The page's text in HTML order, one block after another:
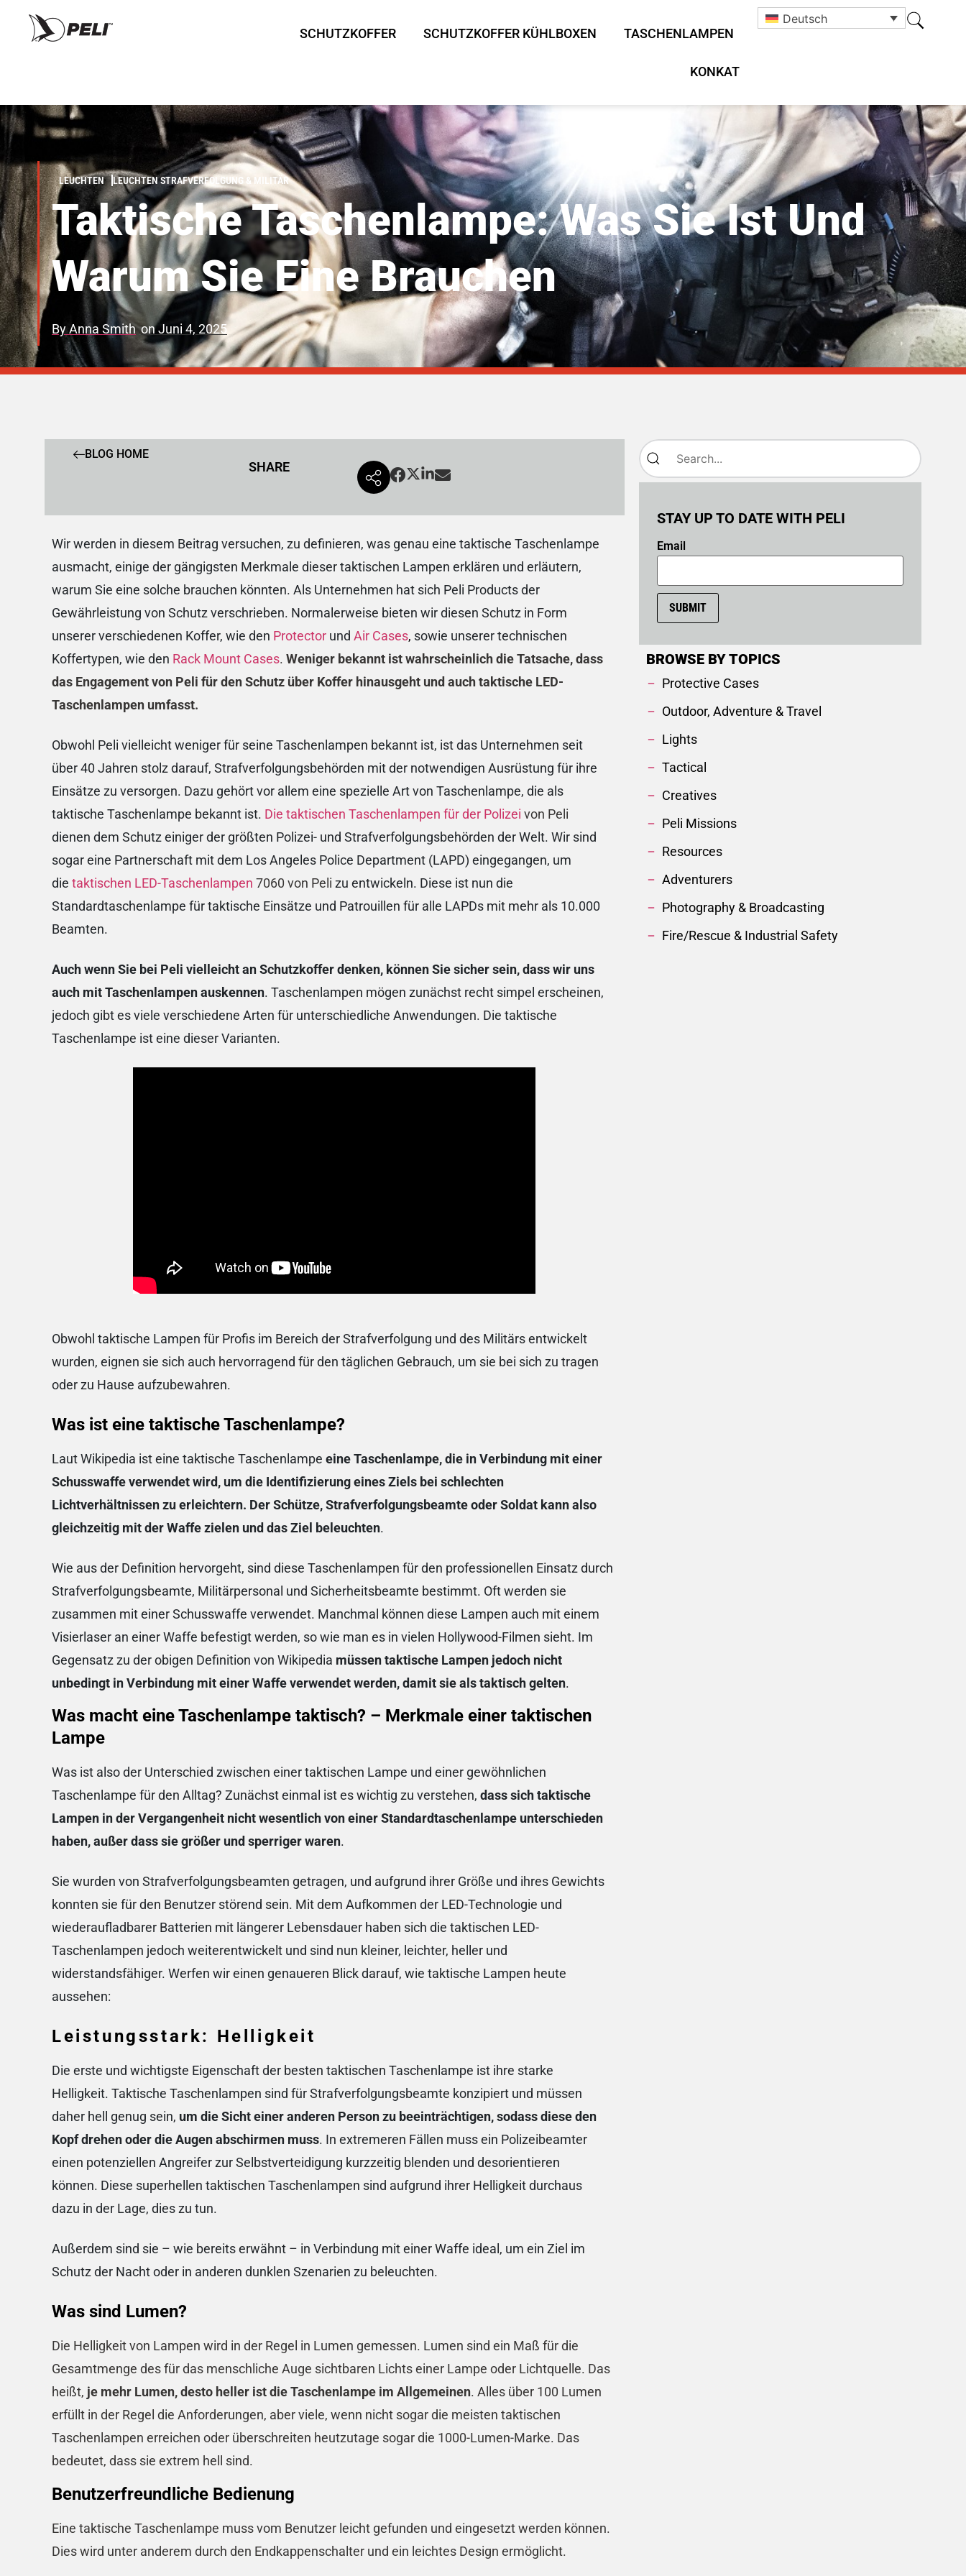
SCHUTZKOFFER SCHUTZKOFFER KÜHLBOXEN TASCHENLAMPEN
KONKAT
Deutsch
LEUCHTEN LEUCHTEN STRAFVERFOLGUNG & MILITÄR
Taktische Taschenlampe: Was Sie Ist Und
Warum Sie Eine Brauchen
ByAnna Smith onJuni 4, 2025
BLOG HOME
SHARE
Wir werden in diesem Beitrag versuchen, zu definieren, was genau eine taktische Taschenlampe
ausmacht, einige der gängigsten Merkmale dieser taktischen Lampen erklären und erläutern,
warum Sie eine solche brauchen könnten. Als Unternehmen hat sich Peli Products der
Gewährleistung von Schutz verschrieben. Normalerweise bieten wir diesen Schutz in Form
unserer verschiedenen Koffer, wie den Protector und Air Cases, sowie unserer technischen
Koffertypen, wie den Rack Mount Cases. Weniger bekannt ist wahrscheinlich die Tatsache, dass
das Engagement von Peli für den Schutz über Koffer hinausgeht und auch taktische LED-
Taschenlampen umfasst.
Obwohl Peli vielleicht weniger für seine Taschenlampen bekannt ist, ist das Unternehmen seit
über 40 Jahren stolz darauf, Strafverfolgungsbehörden mit der notwendigen Ausrüstung für ihre
Einsätze zu versorgen. Dazu gehört vor allem eine spezielle Art von Taschenlampe, die als
taktische Taschenlampe bekannt ist. Die taktischen Taschenlampen für der Polizei von Peli
dienen dem Schutz einiger der größten Polizei- und Strafverfolgungsbehörden der Welt. Wir sind
sogar eine Partnerschaft mit dem Los Angeles Police Department (LAPD) eingegangen, um
die taktischen LED-Taschenlampen 7060 von Peli zu entwickeln. Diese ist nun die
Standardtaschenlampe für taktische Einsätze und Patrouillen für alle LAPDs mit mehr als 10.000
Beamten.
Auch wenn Sie bei Peli vielleicht an Schutzkoffer denken, können Sie sicher sein, dass wir uns
auch mit Taschenlampen auskennen. Taschenlampen mögen zunächst recht simpel erscheinen,
jedoch gibt es viele verschiedene Arten für unterschiedliche Anwendungen. Die taktische
Taschenlampe ist eine dieser Varianten.
Obwohl taktische Lampen für Profis im Bereich der Strafverfolgung und des Militärs entwickelt
wurden, eignen sie sich auch hervorragend für den täglichen Gebrauch, um sie bei sich zu tragen
oder zu Hause aufzubewahren.
Was ist eine taktische Taschenlampe?
Laut Wikipedia ist eine taktische Taschenlampe eine Taschenlampe, die in Verbindung mit einer
Schusswaffe verwendet wird, um die Identifizierung eines Ziels bei schlechten
Lichtverhältnissen zu erleichtern. Der Schütze, Strafverfolgungsbeamte oder Soldat kann also
gleichzeitig mit der Waffe zielen und das Ziel beleuchten.
Wie aus der Definition hervorgeht, sind diese Taschenlampen für den professionellen Einsatz durch
Strafverfolgungsbeamte, Militärpersonal und Sicherheitsbeamte bestimmt. Oft werden sie
zusammen mit einer Schusswaffe verwendet. Manchmal können diese Lampen auch mit einem
Visierlaser an einer Waffe befestigt werden, so wie man es in vielen Hollywood-Filmen sieht. Im
Gegensatz zu der obigen Definition von Wikipedia müssen taktische Lampen jedoch nicht
unbedingt in Verbindung mit einer Waffe verwendet werden, damit sie als taktisch gelten.
Was macht eine Taschenlampe taktisch? – Merkmale einer taktischen
Lampe
Was ist also der Unterschied zwischen einer taktischen Lampe und einer gewöhnlichen
Taschenlampe für den Alltag? Zunächst einmal ist es wichtig zu verstehen, dass sich taktische
Lampen in der Vergangenheit nicht wesentlich von einer Standardtaschenlampe unterschieden
haben, außer dass sie größer und sperriger waren.
Sie wurden von Strafverfolgungsbeamten getragen, und aufgrund ihrer Größe und ihres Gewichts
konnten sie für den Benutzer störend sein. Mit dem Aufkommen der LED-Technologie und
wiederaufladbarer Batterien mit längerer Lebensdauer haben sich die taktischen LED-
Taschenlampen jedoch weiterentwickelt und sind nun kleiner, leichter, heller und
widerstandsfähiger. Werfen wir einen genaueren Blick darauf, wie taktische Lampen heute
aussehen:
Leistungsstark: Helligkeit
Die erste und wichtigste Eigenschaft der besten taktischen Taschenlampe ist ihre starke
Helligkeit. Taktische Taschenlampen sind für Strafverfolgungsbeamte konzipiert und müssen
daher hell genug sein, um die Sicht einer anderen Person zu beeinträchtigen, sodass diese den
Kopf drehen oder die Augen abschirmen muss. In extremeren Fällen muss ein Polizeibeamter
einen potenziellen Angreifer zur Selbstverteidigung kurzzeitig blenden und desorientieren
können. Diese superhellen taktischen Taschenlampen sind aufgrund ihrer Helligkeit durchaus
dazu in der Lage, dies zu tun.
Außerdem sind sie – wie bereits erwähnt – in Verbindung mit einer Waffe ideal, um ein Ziel im
Schutz der Nacht oder in anderen dunklen Szenarien zu beleuchten.
Was sind Lumen?
Die Helligkeit von Lampen wird in der Regel in Lumen gemessen. Lumen sind ein Maß für die
Gesamtmenge des für das menschliche Auge sichtbaren Lichts einer Lampe oder Lichtquelle. Das
heißt, je mehr Lumen, desto heller ist die Taschenlampe im Allgemeinen. Alles über 100 Lumen
erfüllt in der Regel die Anforderungen, aber viele, wenn nicht sogar die meisten taktischen
Taschenlampen erreichen oder überschreiten heutzutage sogar die 1000-Lumen-Marke. Das
bedeutet, dass sie extrem hell sind.
Benutzerfreundliche Bedienung
Eine taktische Taschenlampe muss vom Benutzer leicht gefunden und eingesetzt werden können.
Dies wird unter anderem durch den Endkappenschalter und ein leichtes Design ermöglicht.
STAY UP TO DATE WITH PELI
Email
SUBMIT
BROWSE BY TOPICS
Protective Cases
Outdoor, Adventure & Travel
Lights
Tactical
Creatives
Peli Missions
Resources
Adventurers
Photography & Broadcasting
Fire/Rescue & Industrial Safety